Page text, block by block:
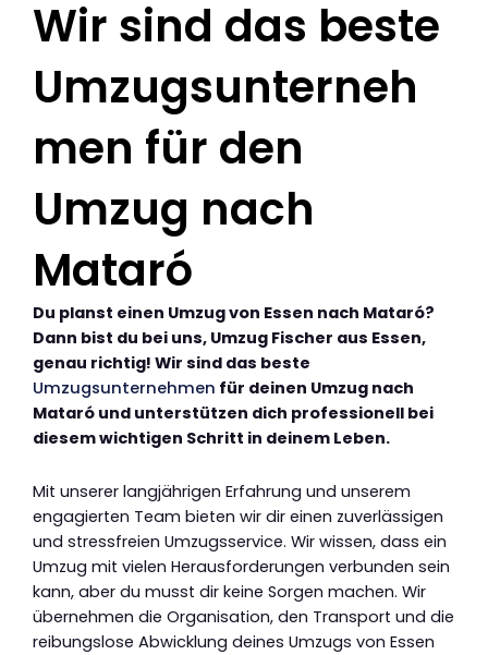
Wir sind das beste
Umzugsunterneh
men für den
Umzug nach
Mataró
Du planst einen Umzug von Essen nach Mataró?
Dann bist du bei uns, Umzug Fischer aus Essen,
genau richtig! Wir sind das beste
Umzugsunternehmen für deinen Umzug nach
Mataró und unterstützen dich professionell bei
diesem wichtigen Schritt in deinem Leben.
Mit unserer langjährigen Erfahrung und unserem
engagierten Team bieten wir dir einen zuverlässigen
und stressfreien Umzugsservice. Wir wissen, dass ein
Umzug mit vielen Herausforderungen verbunden sein
kann, aber du musst dir keine Sorgen machen. Wir
übernehmen die Organisation, den Transport und die
reibungslose Abwicklung deines Umzugs von Essen